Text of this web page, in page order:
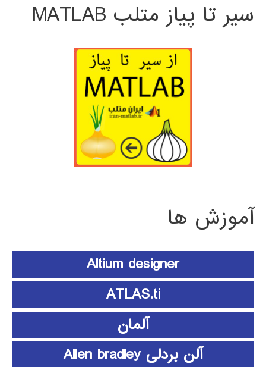
سیر تا پیاز متلب MATLAB
آموزش ها
Altium designer
ATLAS.ti
آلمان
آلن بردلی Allen bradley